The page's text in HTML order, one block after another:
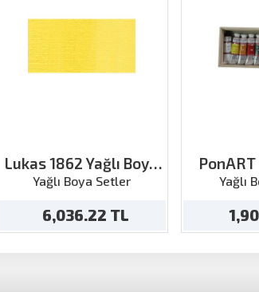
Lukas 1862 Yağlı Boya
Kadmium Sarı-Limon
Yağlı Boya Setler
6,036.22 TL
PonART
BoyaYağlı